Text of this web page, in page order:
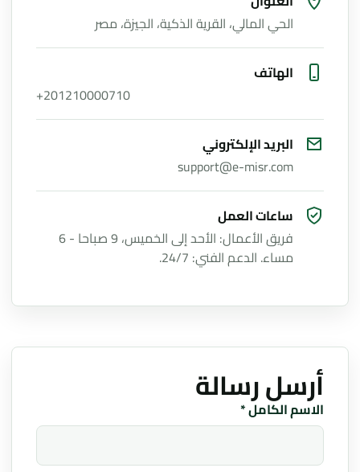
الحي المالي، القرية الذكية، الجيزة، مصر
الهاتف
+201210000710
البريد الإلكتروني
support@e-misr.com
ساعات العمل
فريق الأعمال: الأحد إلى الخميس، 9 صباحا - 6
مساء. الدعم الفني: 24/7.
أرسل رسالة
Website
الاسم الكامل *